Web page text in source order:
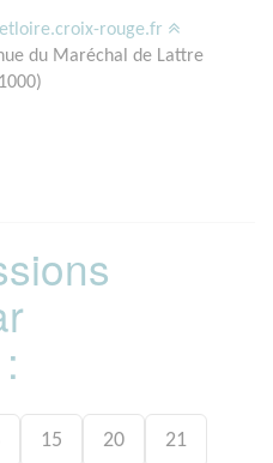
rouge.fr
du Maréchal de Lattre
15 20 21